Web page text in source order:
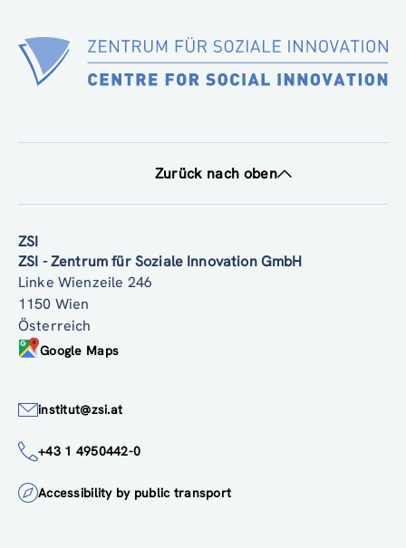
Zurück nach oben
ZSI
ZSI - Zentrum für Soziale Innovation GmbH
Linke Wienzeile 246
1150 Wien
Österreich
Google Maps
institut@zsi.at
+43 1 4950442-0
Accessibility by public transport